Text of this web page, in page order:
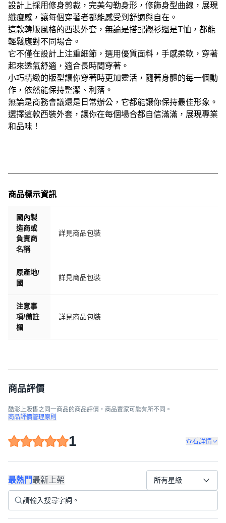
設計上採用修身剪裁，完美勾勒身形，修飾身型曲線，展現
纖瘦感，讓每個穿著者都能感受到舒適與自在。
這款韓版風格的西裝外套，無論是搭配襯衫還是T恤，都能
輕鬆應對不同場合。
它不僅在設計上注重細節，選用優質面料，手感柔軟，穿著
起來透氣舒適，適合長時間穿著。
小巧精緻的版型讓你穿著時更加靈活，隨著身體的每一個動
作，依然能保持整潔、利落。
無論是商務會議還是日常辦公，它都能讓你保持最佳形象。
選擇這款西裝外套，讓你在每個場合都自信滿滿，展現專業
和品味！
商品標示資訊
國內製
造商或
負責商
名稱
詳見商品包裝
原產地/
國
詳見商品包裝
注意事
項/備註
欄
詳見商品包裝
商品評價
酷澎上販售之同一商品的商品評價，商品賣家可能有所不同。
商品評價管理原則
1 查看詳情
最熱門最新上架 所有星級